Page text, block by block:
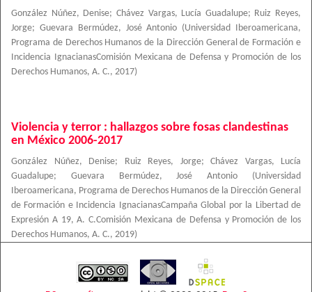
González Núñez, Denise; Chávez Vargas, Lucía Guadalupe;
Ruiz Reyes,
Jorge; Guevara Bermúdez, José Antonio (Universidad Iberoamericana,
Programa de Derechos Humanos de la Dirección General de Formación e
Incidencia IgnacianasComisión Mexicana de Defensa y Promoción de los
Derechos Humanos, A. C., 2017)
Violencia y terror : hallazgos sobre fosas clandestinas
en México 2006-2017
González Núñez, Denise; Ruiz Reyes, Jorge; Chávez Vargas, Lucía
Guadalupe; Guevara Bermúdez, José Antonio (Universidad
Iberoamericana, Programa de Derechos Humanos de la Dirección General
de Formación e Incidencia IgnacianasCampaña Global por la Libertad de
Expresión A 19, A. C.Comisión Mexicana de Defensa y Promoción de los
Derechos Humanos, A. C., 2019)